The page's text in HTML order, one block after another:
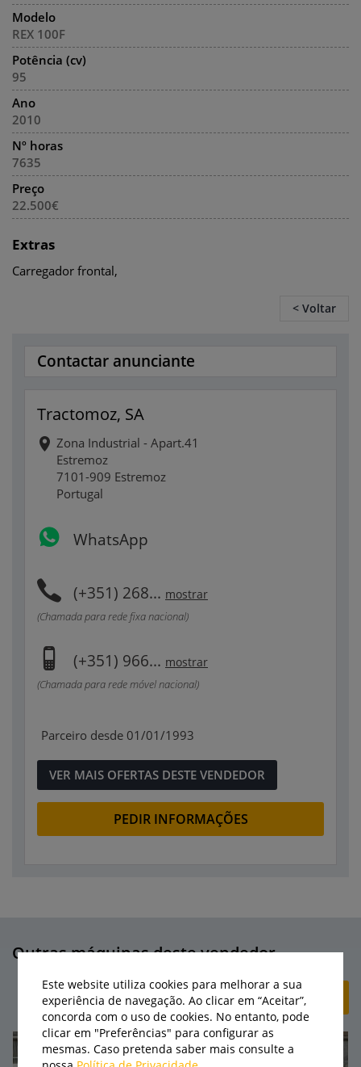
Modelo
REX 100F
Potência (cv)
95
Ano
2010
Nº horas
7635
Preço
22.500€
Extras
Carregador frontal,
< Voltar
Contactar anunciante
Tractomoz, SA
Zona Industrial - Apart.41
Estremoz
7101-909 Estremoz
Portugal
WhatsApp
(+351) 268... mostrar
(Chamada para rede fixa nacional)
(+351) 966... mostrar
(Chamada para rede móvel nacional)
Parceiro desde 01/01/1993
VER MAIS OFERTAS DESTE VENDEDOR
PEDIR INFORMAÇÕES
Outras máquinas deste vendedor
+ CRIAR ANÚNCIO
Este website utiliza cookies para melhorar a sua
experiência de navegação. Ao clicar em “Aceitar”,
concorda com o uso de cookies. No entanto, pode
clicar em "Preferências" para configurar as
mesmas. Caso pretenda saber mais consulte a